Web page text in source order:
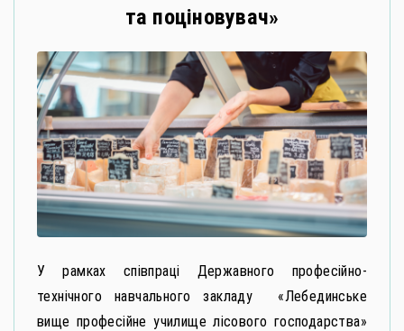
та поціновувач»
У рамках співпраці Державного професійно-
технічного навчального закладу «Лебединське
вище професійне училище лісового господарства»